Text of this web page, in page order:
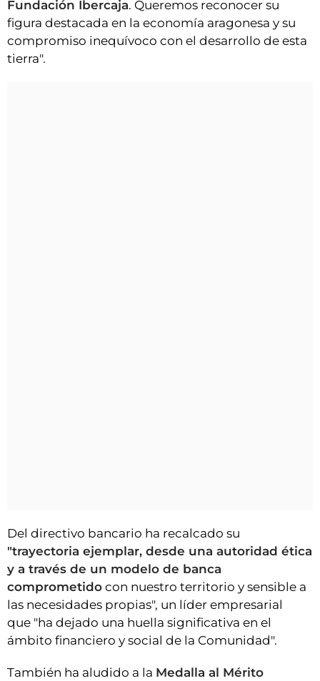
Fundación Ibercaja. Queremos reconocer su
figura destacada en la economía aragonesa y su
compromiso inequívoco con el desarrollo de esta
tierra".
Del directivo bancario ha recalcado su
"trayectoria ejemplar, desde una autoridad ética
y a través de un modelo de banca
comprometido con nuestro territorio y sensible a
las necesidades propias", un líder empresarial
que "ha dejado una huella significativa en el
ámbito financiero y social de la Comunidad".
También ha aludido a la Medalla al Mérito